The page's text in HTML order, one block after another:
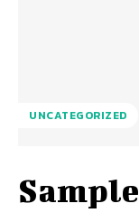
UNCATEGORIZED